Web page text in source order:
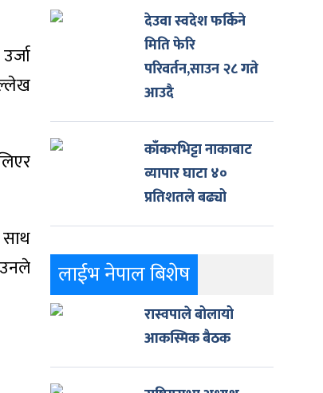
देउवा स्वदेश फर्किने
मिति फेरि
परिवर्तन,साउन २८ गते
आउदै
काँकरभिट्टा नाकाबाट
व्यापार घाटा ४०
प्रतिशतले बढ्यो
लाईभ नेपाल बिशेष
रास्वपाले बोलायो
आकस्मिक बैठक